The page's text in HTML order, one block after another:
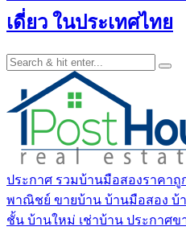
เดี่ยว ในประเทศไทย
ประกาศ รวมบ้านมือสองราคาถู
พาณิชย์ ขายบ้าน บ้านมือสอง บ้
ชั้น บ้านใหม่ เช่าบ้าน ประกาศข